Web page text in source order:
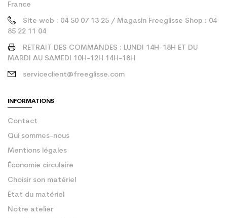
France
Site web : 04 50 07 13 25 / Magasin Freeglisse Shop : 04
85 22 11 04
RETRAIT DES COMMANDES : LUNDI 14H-18H ET DU
MARDI AU SAMEDI 10H-12H 14H-18H
serviceclient@freeglisse.com
INFORMATIONS
Contact
Qui sommes-nous
Mentions légales
Économie circulaire
Choisir son matériel
État du matériel
Notre atelier